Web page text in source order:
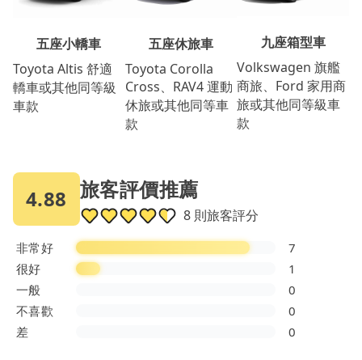
五座小轎車
Toyota Altis 舒適
轎車或其他同等級
車款
五座休旅車
Toyota Corolla
Cross、RAV4 運動
休旅或其他同等車
款
九座箱型車
Volkswagen 旗艦
商旅、Ford 家用商
旅或其他同等級車
款
4.88 旅客評價推薦
8 則旅客評分
非常好
7
很好
1
一般
0
不喜歡
0
差
0